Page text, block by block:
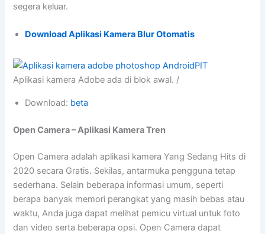
segera keluar.
Download Aplikasi Kamera Blur Otomatis
Aplikasi kamera Adobe ada di blok awal. /
Download: beta
Open Camera – Aplikasi Kamera Tren
Open Camera adalah aplikasi kamera Yang Sedang Hits di
2020 secara Gratis. Sekilas, antarmuka pengguna tetap
sederhana. Selain beberapa informasi umum, seperti
berapa banyak memori perangkat yang masih bebas atau
waktu, Anda juga dapat melihat pemicu virtual untuk foto
dan video serta beberapa opsi. Open Camera dapat